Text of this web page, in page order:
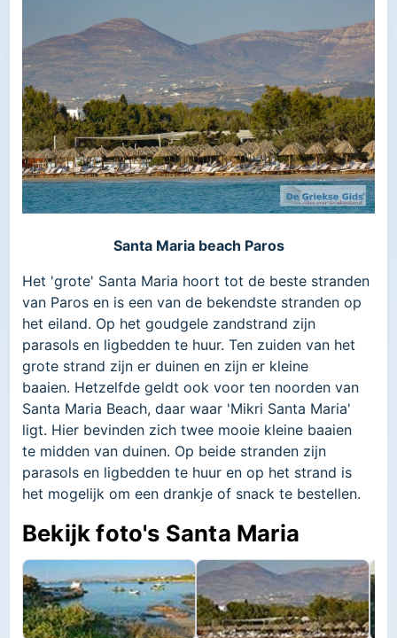
Santa Maria beach Paros
Het 'grote' Santa Maria hoort tot de beste stranden
van Paros en is een van de bekendste stranden op
het eiland. Op het goudgele zandstrand zijn
parasols en ligbedden te huur. Ten zuiden van het
grote strand zijn er duinen en zijn er kleine
baaien. Hetzelfde geldt ook voor ten noorden van
Santa Maria Beach, daar waar 'Mikri Santa Maria'
ligt. Hier bevinden zich twee mooie kleine baaien
te midden van duinen. Op beide stranden zijn
parasols en ligbedden te huur en op het strand is
het mogelijk om een drankje of snack te bestellen.
Bekijk foto's Santa Maria